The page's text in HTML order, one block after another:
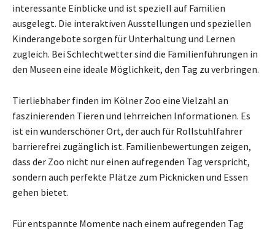
interessante Einblicke und ist speziell auf Familien
ausgelegt. Die interaktiven Ausstellungen und speziellen
Kinderangebote sorgen für Unterhaltung und Lernen
zugleich. Bei Schlechtwetter sind die Familienführungen in
den Museen eine ideale Möglichkeit, den Tag zu verbringen.
Tierliebhaber finden im Kölner Zoo eine Vielzahl an
faszinierenden Tieren und lehrreichen Informationen. Es
ist ein wunderschöner Ort, der auch für Rollstuhlfahrer
barrierefrei zugänglich ist. Familienbewertungen zeigen,
dass der Zoo nicht nur einen aufregenden Tag verspricht,
sondern auch perfekte Plätze zum Picknicken und Essen
gehen bietet.
Für entspannte Momente nach einem aufregenden Tag